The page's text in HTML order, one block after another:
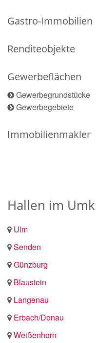
Gastro-Immobilien
Renditeobjekte
Gewerbeflächen
Gewerbegrundstücke
Gewerbegebiete
Immobilienmakler
Hallen im
Ulm
Senden
Günzburg
Blaustein
Langenau
Erbach/Donau
Weißenhorn